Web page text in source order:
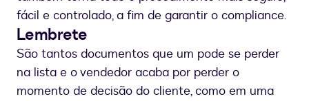
fácil e controlado, a fim de garantir o compliance.
Lembrete
São tantos documentos que um pode se perder
na lista e o vendedor acaba por perder o
momento de decisão do cliente, como em uma